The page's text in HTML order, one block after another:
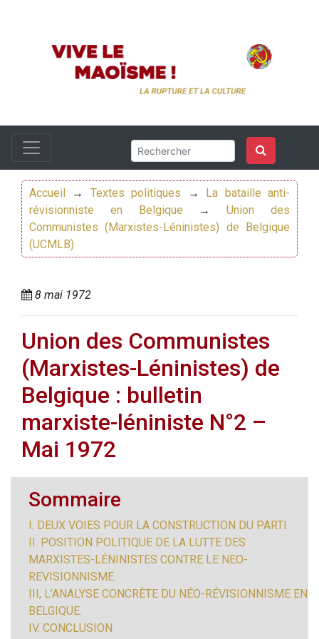
Accueil → Textes politiques →
La bataille anti-
révisionniste en Belgique →Union des
Communistes (Marxistes-Léninistes) de Belgique
(UCMLB)
8 mai 1972
Union des Communistes
(Marxistes-Léninistes) de
Belgique : bulletin
marxiste-léniniste N°2 –
Mai 1972
Sommaire
I. DEUX VOIES POUR LA CONSTRUCTION DU PARTI.
II. POSITION POLITIQUE DE LA LUTTE DES
MARXISTES-LÉNINISTES CONTRE LE NEO-
REVISIONNISME.
III, L’ANALYSE CONCRÈTE DU NÉO-RÉVISIONNISME EN
BELGIQUE.
IV. CONCLUSION